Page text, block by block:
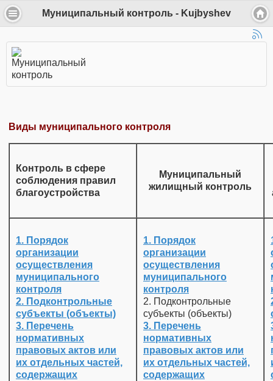
Муниципальный контроль - Kujbyshev
Виды муниципального контроля
Контроль в сфере
соблюдения правил
благоустройства
Муниципальный
жилищный контроль
1. Порядок
организации
осуществления
муниципального
контроля
2. Подконтрольные
субъекты (объекты)
3. Перечень
нормативных
правовых актов или
их отдельных частей,
содержащих
1. Порядок
организации
осуществления
муниципального
контроля
2. Подконтрольные
субъекты (объекты)
3. Перечень
нормативных
правовых актов или
их отдельных частей,
содержащих